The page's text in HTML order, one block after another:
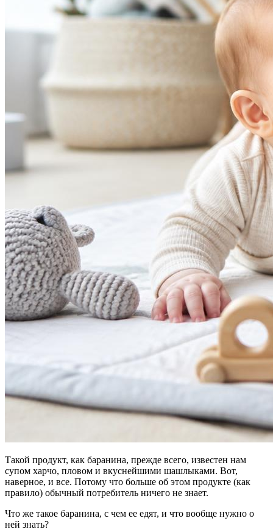
Такой продукт, как баранина, прежде всего, известен нам
супом харчо, пловом и вкуснейшими шашлыками. Вот,
наверное, и все. Потому что больше об этом продукте (как
правило) обычный потребитель ничего не знает.
Что же такое баранина, с чем ее едят, и что вообще нужно о
ней знать?